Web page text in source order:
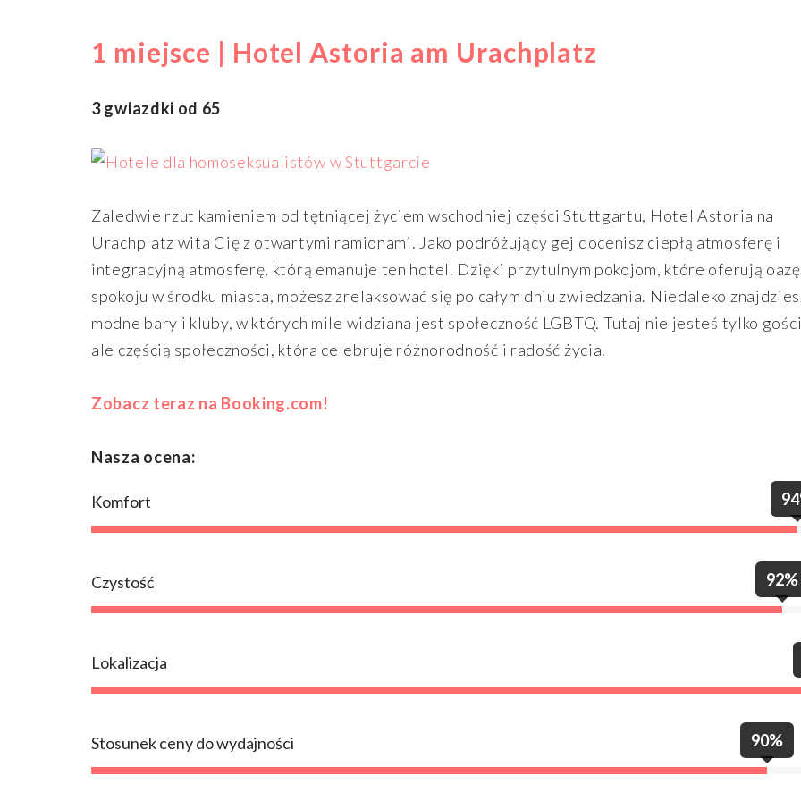
1 miejsce | Hotel Astoria am Urachplatz
3 gwiazdki od 65
Zaledwie rzut kamieniem od tętniącej życiem wschodniej części Stuttgartu, Hotel Astoria na
Urachplatz wita Cię z otwartymi ramionami. Jako podróżujący gej docenisz ciepłą atmosferę i
integracyjną atmosferę, którą emanuje ten hotel. Dzięki przytulnym pokojom, które oferują oazę
spokoju w środku miasta, możesz zrelaksować się po całym dniu zwiedzania. Niedaleko
modne bary i kluby, w których mile widziana jest społeczność LGBTQ. Tutaj nie jesteś tylko
ale częścią społeczności, która celebruje różnorodność i radość życia.
Zobacz teraz na Booking.com!
Nasza ocena:
Komfort
Czystość 92%
Lokalizacja
Stosunek ceny do wydajności 90%